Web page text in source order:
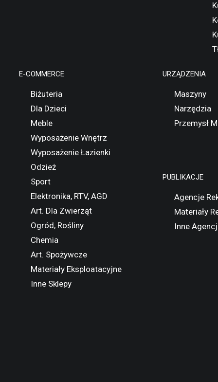
E-COMMERCE
Biżuteria
Dla Dzieci
Meble
Wyposażenie Wnętrz
Wyposażenie Łazienki
Odzież
Sport
Elektronika, RTV, AGD
Art. Dla Zwierząt
Ogród, Rośliny
Chemia
Art. Spożywcze
Materiały Eksploatacyjne
Inne Sklepy
URZĄDZENIA
Maszyny
Narzędzia
Przemysł
PUBLIKACJE
Agencje
Materiały
Inne